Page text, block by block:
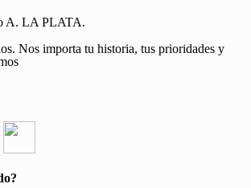
A. LA PLATA.
Nos importa tu historia, tus prioridades y